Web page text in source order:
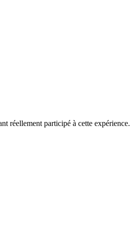
réellement participé à cette expérience.